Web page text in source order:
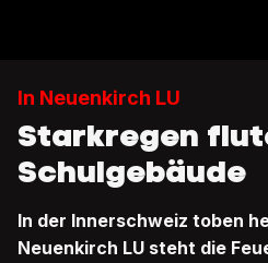
In Neuenkirch LU
Starkregen
Schulgebäude
In der Innerschweiz toben
Neuenkirch LU steht die